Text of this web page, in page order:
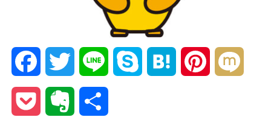
FacebookTwitter Line Skype Hatena Pinterest
Pocket Evernote